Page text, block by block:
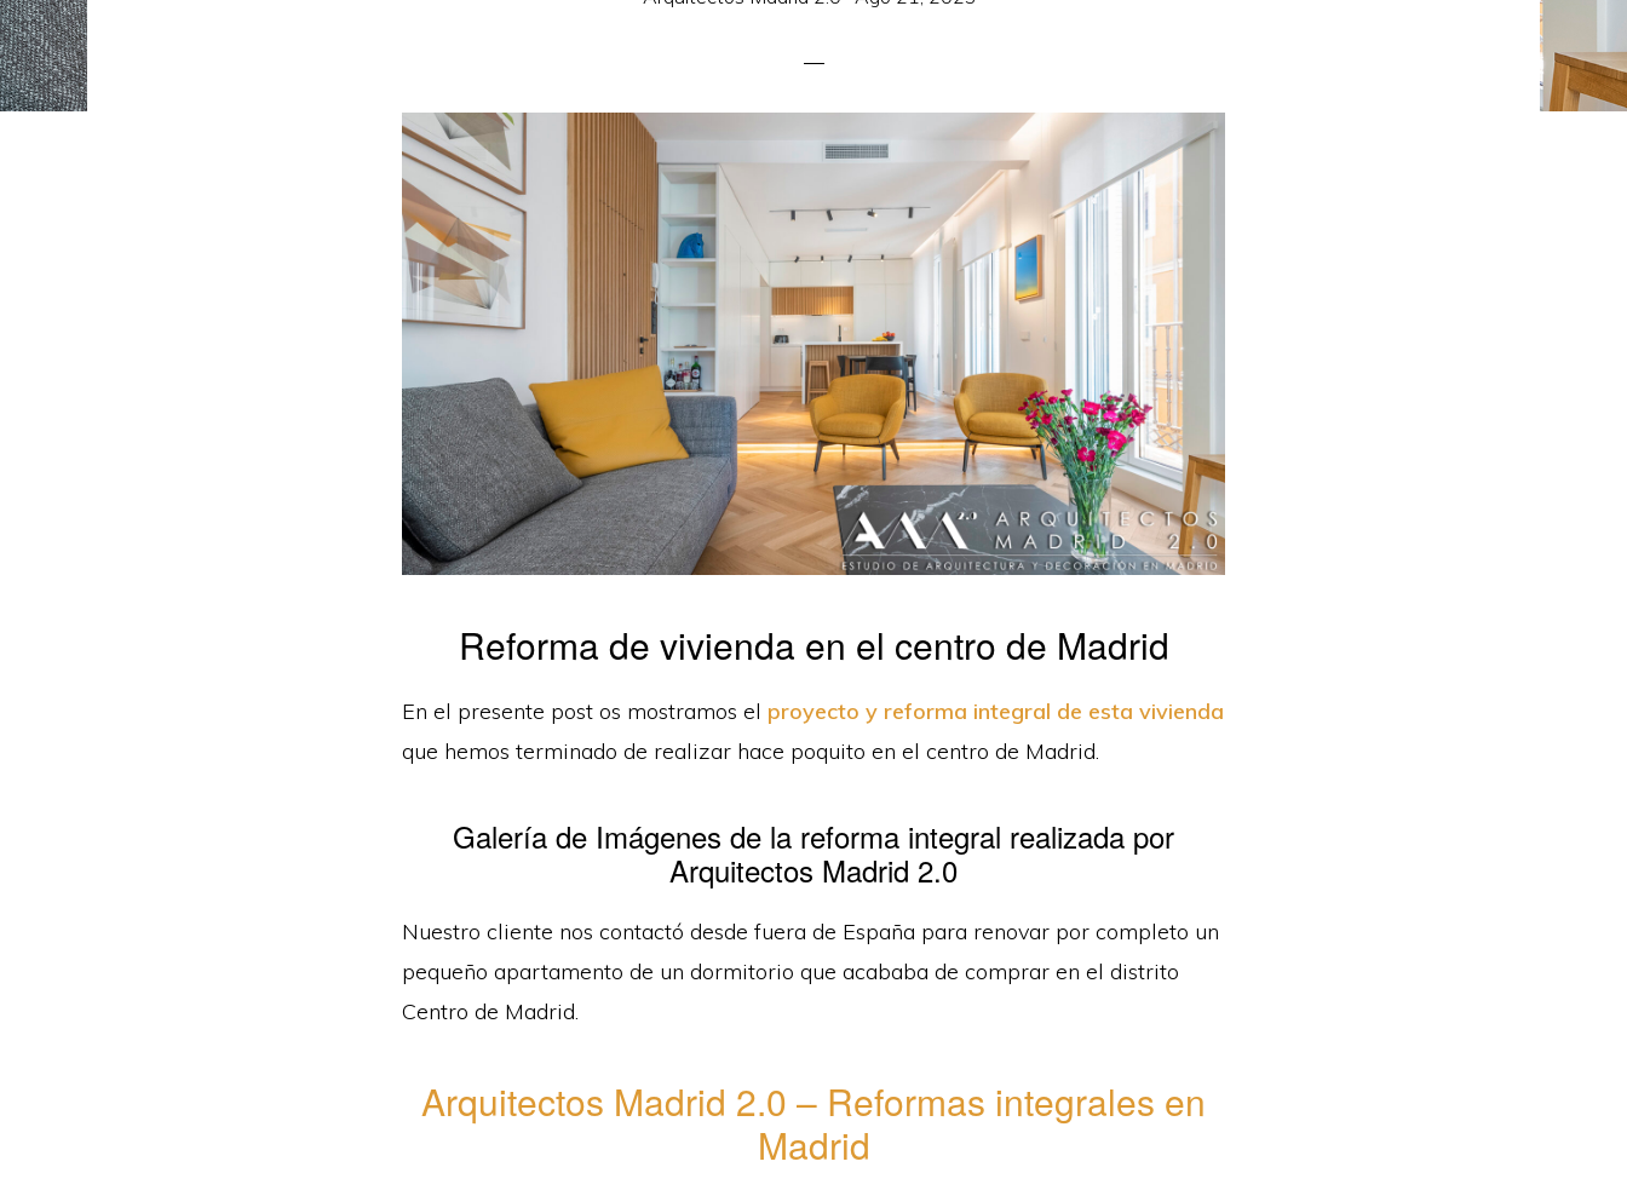
Reforma de vivienda en el centro de Madrid
En el presente post os mostramos el proyecto y reforma integral de esta vivienda
que hemos terminado de realizar hace poquito en el centro de Madrid.
Galería de Imágenes de la reforma integral realizada por
Arquitectos Madrid 2.0
Nuestro cliente nos contactó desde fuera de España para renovar por completo un
pequeño apartamento de un dormitorio que acababa de comprar en el distrito
Centro de Madrid.
Arquitectos Madrid 2.0 – Reformas integrales en
Madrid